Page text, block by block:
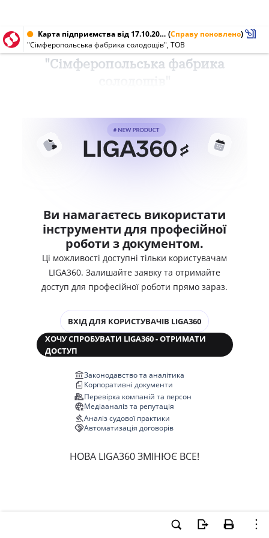
Карта підприємства від 17.10.2012 № 36394256 (Справу поновлено)
"Сімферопольська фабрика солодощів", ТОВ
"Сімферопольська фабрика
Ви намагаєтесь використати
інструменти для професійної
роботи з документом.
Ці можливості доступні тільки користувачам
LIGA360. Залишайте заявку та отримайте
доступ для професійної роботи прямо зараз.
ВХІД ДЛЯ КОРИСТУВАЧІВ LIGA360
ХОЧУ СПРОБУВАТИ LIGA360 - ОТРИМАТИ
ДОСТУП
Законодавство та аналітика
Корпоративні документи
Перевірка компаній та персон
Медіааналіз та репутація
Аналіз судової практики
Автоматизація договорів
НОВА LIGA360 ЗМІНЮЄ ВСЕ!